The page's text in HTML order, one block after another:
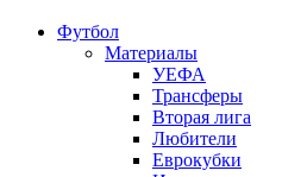
Футбол
Материалы
УЕФА
Трансферы
Вторая лига
Любители
Еврокубки